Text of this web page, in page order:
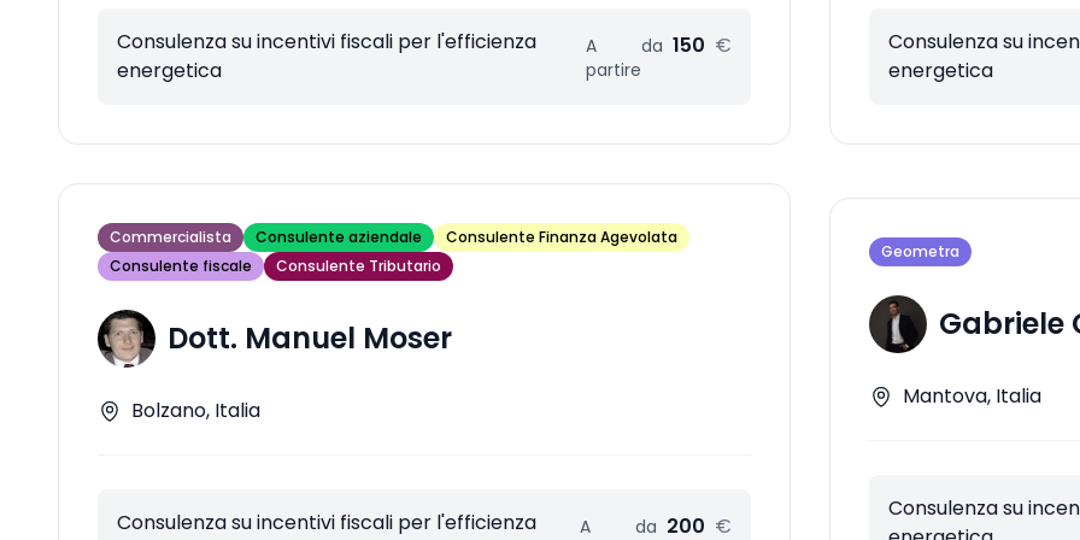
Consulenza su incentivi fiscali per l'efficienza
energetica
A
partire
da 150 €
Consulenza su
energetica
Commercialista Consulente aziendale
Consulente Finanza Agevolata
Consulente fiscale
Consulente Tributario
Dott. Manuel Moser
Bolzano, Italia
Consulenza su incentivi fiscali per l'efficienza
A
da 200 €
Geometra
Gabriele
Mantova, Italia
Consulenza su